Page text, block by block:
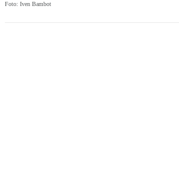
Foto: Iven Bambot